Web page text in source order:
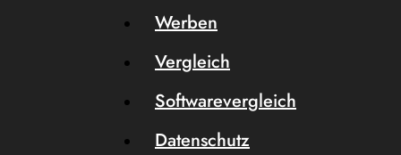
Werben
Vergleich
Softwarevergleich
Datenschutz